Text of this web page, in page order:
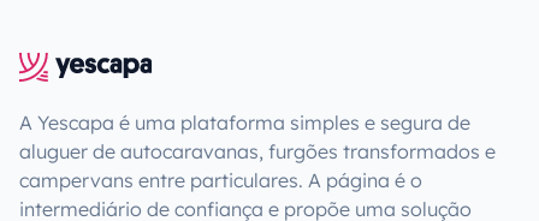
A Yescapa é uma plataforma simples e segura de
aluguer de autocaravanas, furgões transformados e
campervans entre particulares. A página é o
intermediário de confiança e propõe uma solução